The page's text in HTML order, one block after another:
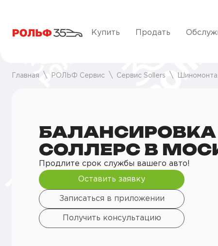
Купить Продать
Главная РОЛЬФ Сервис Сервис Sollers
БАЛАНСИРОВКА
СОЛЛЕРС В
Продлите срок службы вашего авто!
Оставить заявку
Записаться в приложении
Получить консультацию